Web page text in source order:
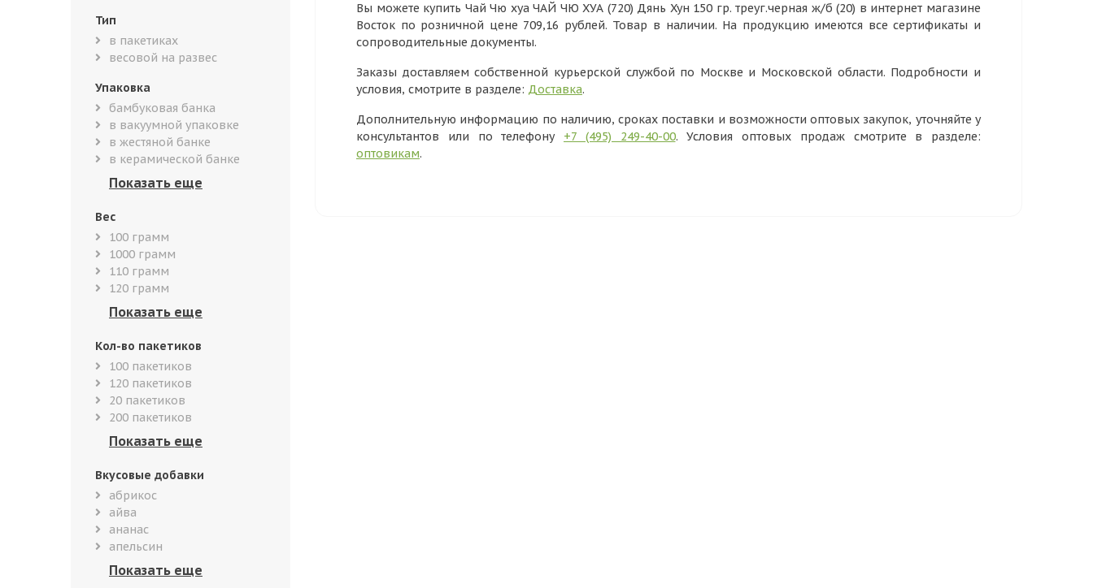
Тип
в пакетиках
весовой на развес
Упаковка
бамбуковая банка
в вакуумной упаковке
в жестяной банке
в керамической банке
Вес
100 грамм
1000 грамм
110 грамм
120 грамм
Кол-во пакетиков
100 пакетиков
120 пакетиков
20 пакетиков
200 пакетиков
Вкусовые добавки
абрикос
айва
ананас
апельсин
Вы можете купить Чай Чю хуа ЧАЙ ЧЮ ХУА (720) Дянь Хун 150 гр. треуг.черная ж/б (20) в интернет магазине
Восток по розничной цене 709,16 рублей. Товар в наличии. На продукцию имеются все сертификаты и
сопроводительные документы.
Заказы доставляем собственной курьерской службой по Москве и Московской области. Подробности и
условия, смотрите в разделе: Доставка.
Дополнительную информацию по наличию, сроках поставки и возможности оптовых закупок, уточняйте у
консультантов или по телефону +7 (495) 249-40-00. Условия оптовых продаж смотрите в разделе:
оптовикам.